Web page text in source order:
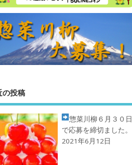
の投稿
惣菜川柳 ６月３０日
で応募を締切ました。
2021年6月12日